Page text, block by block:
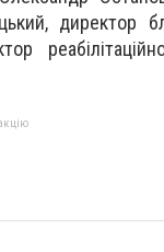
директор